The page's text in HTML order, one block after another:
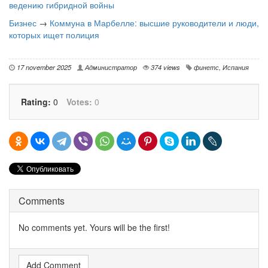
ведению гибридной войны
Бизнес → Коммуна в Марбелле: высшие руководители и люди,
которых ищет полиция
17 november 2025 Администратор 374 views финетс, Испания
Rating: 0 Votes: 0
Comments
No comments yet. Yours will be the first!
Add Comment